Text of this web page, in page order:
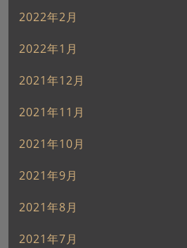
2022年2月
2022年1月
2021年12月
2021年11月
2021年10月
2021年9月
2021年8月
2021年7月